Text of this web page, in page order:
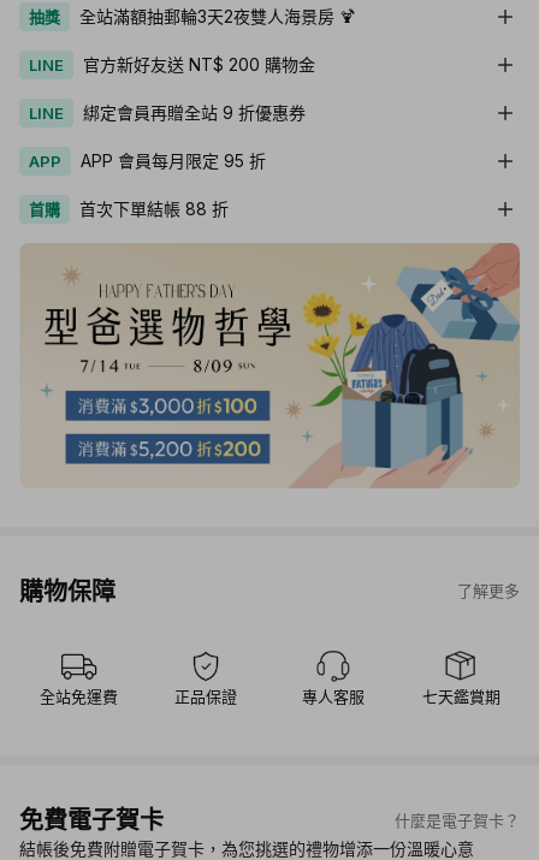
抽獎 全站滿額抽郵輪3天2夜雙人海景房 🍹
LINE 官方新好友送 NT$ 200 購物金
LINE 綁定會員再贈全站 9 折優惠券
APP APP 會員每月限定 95 折
首購 首次下單結帳 88 折
購物保障 了解更多
全站免運費 正品保證 專人客服 七天鑑賞期
免費電子賀卡 什麼是電子賀卡？
結帳後免費附贈電子賀卡，為您挑選的禮物增添一份溫暖心意